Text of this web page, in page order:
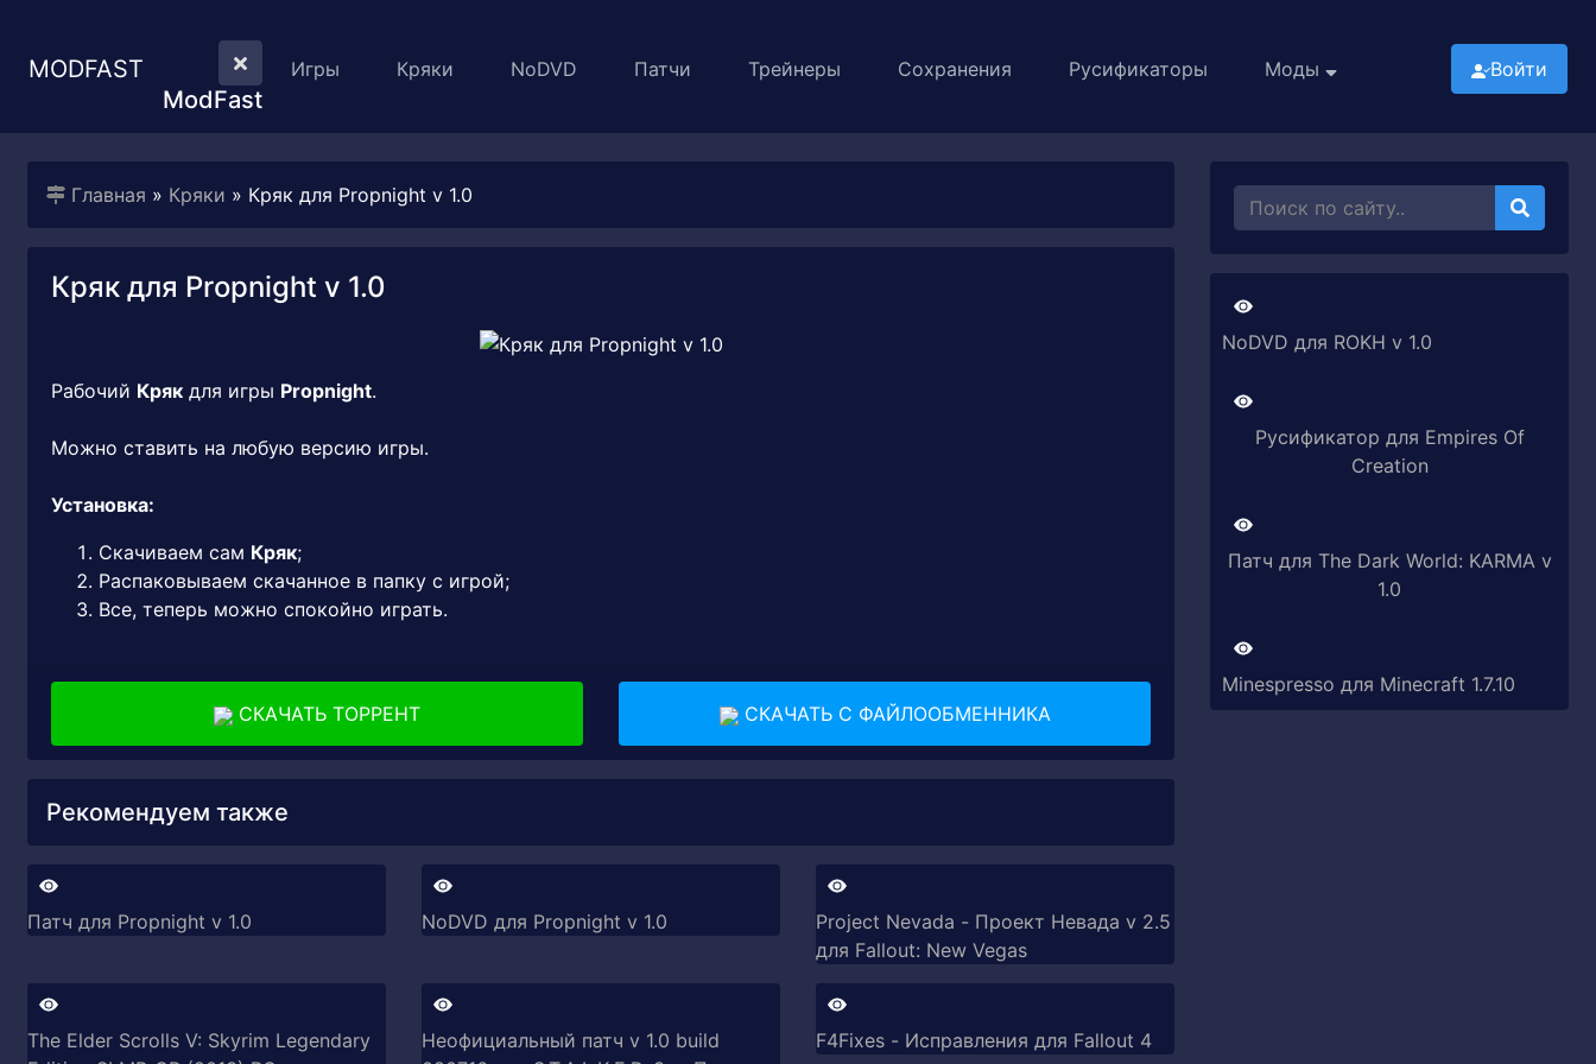
MODFAST
ModFast
Игры Кряки NoDVD Патчи Трейнеры Сохранения Русификаторы Моды Войти
Главная » Кряки » Кряк для Propnight v 1.0
Кряк для Propnight v 1.0
Рабочий Кряк для игры Propnight.
Можно ставить на любую версию игры.
Установка:
Скачиваем сам Кряк;
Распаковываем скачанное в папку с игрой;
Все, теперь можно спокойно играть.
СКАЧАТЬ ТОРРЕНТ СКАЧАТЬ С ФАЙЛООБМЕННИКА
Рекомендуем также
Патч для Propnight v 1.0 NoDVD для Propnight v 1.0
Project Nevada - Проект Невада v 2.5
для Fallout: New Vegas
The Elder Scrolls V: Skyrim Legendary
Неофициальный патч v 1.0 build
F4Fixes - Исправления для Fallout 4
NoDVD для ROKH v 1.0
Русификатор для Empires Of
Creation
Патч для The Dark World: KARMA v
1.0
Minespresso для Minecraft 1.7.10